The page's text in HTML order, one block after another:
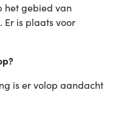
het gebied van
is plaats voor
is er volop aandacht